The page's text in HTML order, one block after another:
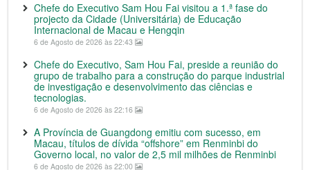
Chefe do Executivo Sam Hou Fai visitou a 1.ª fase do
projecto da Cidade (Universitária) de Educação
Internacional de Macau e Hengqin
6 de Agosto de 2026 às 22:43
Chefe do Executivo, Sam Hou Fai, preside a reunião do
grupo de trabalho para a construção do parque industrial
de investigação e desenvolvimento das ciências e
tecnologias.
6 de Agosto de 2026 às 22:16
A Província de Guangdong emitiu com sucesso, em
Macau, títulos de dívida “offshore” em Renminbi do
Governo local, no valor de 2,5 mil milhões de Renminbi
6 de Agosto de 2026 às 22:00